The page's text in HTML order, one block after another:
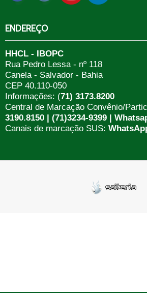
ENDEREÇO
HHCL - IBOPC
Rua Pedro Lessa - nº 118
Canela - Salvador - Bahia
CEP 40.110-050
Informações: (71) 3173.8200
Central de Marcação Convênio/
3190.8150 | (71)3234-9399 |
Canais de marcação SUS: